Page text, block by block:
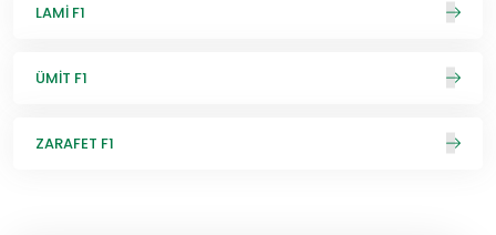
LAMİ F1
ÜMİT F1
ZARAFET F1